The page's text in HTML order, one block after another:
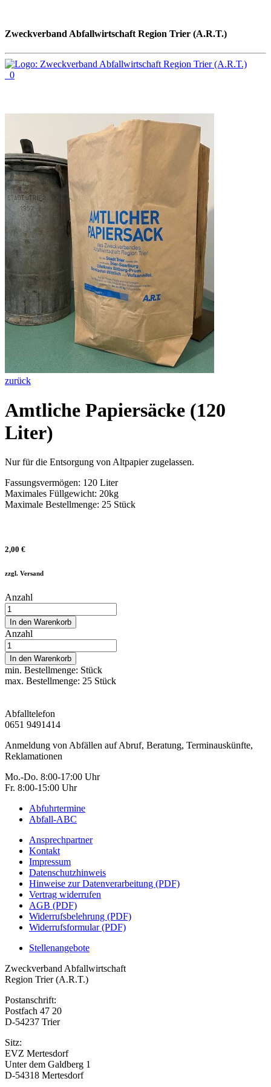
Zweckverband Abfallwirtschaft Region Trier (A.R.T.)
0
zurück
Amtliche Papiersäcke (120
Liter)
Nur für die Entsorgung von Altpapier zugelassen.
Fassungsvermögen: 120 Liter
Maximales Füllgewicht: 20kg
Maximale Bestellmenge: 25 Stück
2,00 €
zzgl. Versand
Anzahl
In den Warenkorb
Anzahl
In den Warenkorb
min. Bestellmenge: Stück
max. Bestellmenge: 25 Stück
Abfalltelefon
0651 9491414
Anmeldung von Abfällen auf Abruf, Beratung, Terminauskünfte,
Reklamationen
Mo.-Do. 8:00-17:00 Uhr
Fr. 8:00-15:00 Uhr
Abfuhrtermine
Abfall-ABC
Ansprechpartner
Kontakt
Impressum
Datenschutzhinweis
Hinweise zur Datenverarbeitung (PDF)
Vertrag widerrufen
AGB (PDF)
Widerrufsbelehrung (PDF)
Widerrufsformular (PDF)
Stellenangebote
Zweckverband Abfallwirtschaft
Region Trier (A.R.T.)
Postanschrift:
Postfach 47 20
D-54237 Trier
Sitz:
EVZ Mertesdorf
Unter dem Galdberg 1
D-54318 Mertesdorf